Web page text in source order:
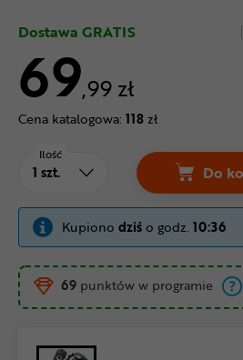
Dostawa GRATIS
69,99 zł
Cena katalogowa: 118zł
Ilość
Do
Kupiono dziśo godz. 10:36
69 punktów w programie